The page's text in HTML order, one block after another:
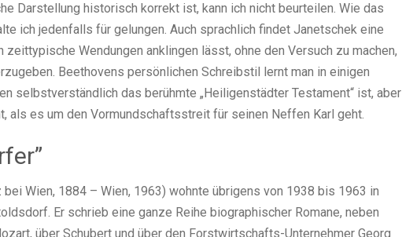
Darstellung historisch korrekt ist, kann ich nicht beurteilen. Wie das
ich jedenfalls für gelungen. Auch sprachlich findet Janetschek eine
Wendungen anklingen lässt, ohne den Versuch zu machen,
Beethovens persönlichen Schreibstil lernt man in einigen
selbstverständlich das berühmte „Heiligenstädter Testament“ ist, aber
als es um den Vormundschaftsstreit für seinen Neffen Karl geht.
Wien, 1884 – Wien, 1963) wohnte übrigens von 1938 bis 1963 in
Er schrieb eine ganze Reihe biographischer Romane, neben
über Schubert und über den Forstwirtschafts-Unternehmer Georg